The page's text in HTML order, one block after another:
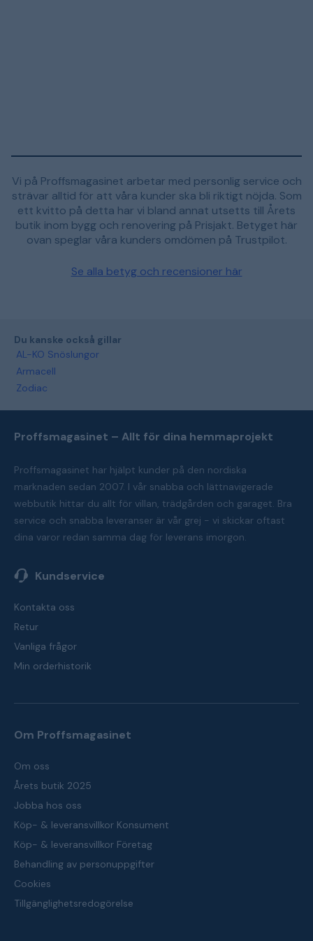
Vi på Proffsmagasinet arbetar med personlig service och
strävar alltid för att våra kunder ska bli riktigt nöjda. Som
ett kvitto på detta har vi bland annat utsetts till Årets
butik inom bygg och renovering på Prisjakt. Betyget här
ovan speglar våra kunders omdömen på Trustpilot.
Se alla betyg och recensioner här
Du kanske också gillar
AL-KO Snöslungor
Armacell
Zodiac
Proffsmagasinet – Allt för dina hemmaprojekt
Proffsmagasinet har hjälpt kunder på den nordiska
marknaden sedan 2007. I vår snabba och lättnavigerade
webbutik hittar du allt för villan, trädgården och garaget. Bra
service och snabba leveranser är vår grej - vi skickar oftast
dina varor redan samma dag för leverans imorgon.
Kundservice
Kontakta oss
Retur
Vanliga frågor
Min orderhistorik
Om Proffsmagasinet
Om oss
Årets butik 2025
Jobba hos oss
Köp- & leveransvillkor Konsument
Köp- & leveransvillkor Företag
Behandling av personuppgifter
Cookies
Tillgänglighetsredogörelse